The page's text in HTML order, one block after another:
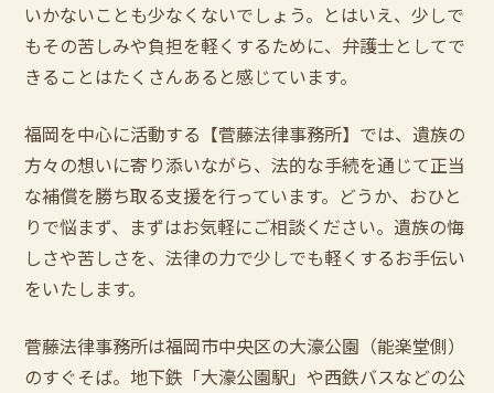
いかないことも少なくないでしょう。とはいえ、少しで
もその苦しみや負担を軽くするために、弁護士としてで
きることはたくさんあると感じています。
福岡を中心に活動する【菅藤法律事務所】では、遺族の
方々の想いに寄り添いながら、法的な手続を通じて正当
な補償を勝ち取る支援を行っています。どうか、おひと
りで悩まず、まずはお気軽にご相談ください。遺族の悔
しさや苦しさを、法律の力で少しでも軽くするお手伝い
をいたします。
菅藤法律事務所は福岡市中央区の大濠公園（能楽堂側）
のすぐそば。地下鉄「大濠公園駅」や西鉄バスなどの公